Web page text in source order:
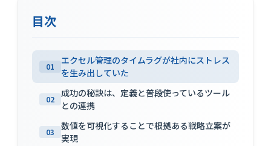
目次
01
エクセル管理のタイムラグが社内にストレス
を生み出していた
02
成功の秘訣は、定義と普段使っているツール
との連携
03
数値を可視化することで根拠ある戦略立案が
実現